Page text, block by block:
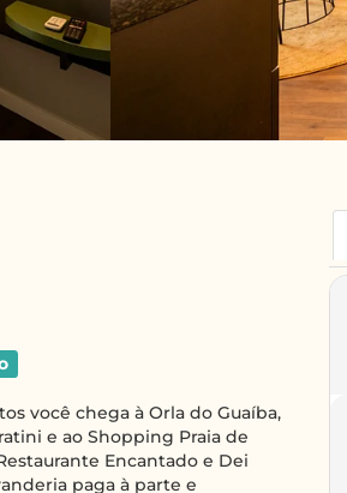
você chega à Orla do Guaíba,
e ao Shopping Praia de
Encantado e Dei
paga à parte e